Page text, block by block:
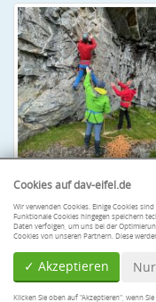
Cookies auf dav-eifel.de
Wir verwenden Cookies. Einige Cookies
Funktionale Cookies hingegen speichern
Daten verfolgen, um uns bei der
Cookies von unseren Partnern. Diese
✓ Akzeptieren
Klicken Sie oben auf "Akzeptieren", wenn